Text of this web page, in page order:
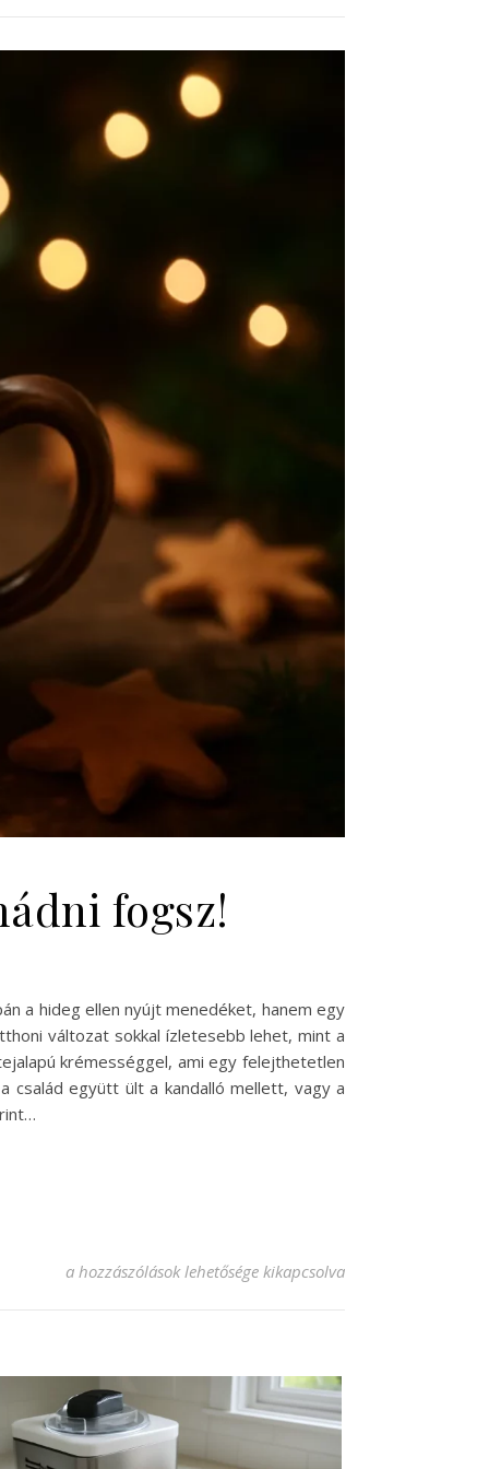
fogsz!
a hideg ellen nyújt menedéket, hanem egy
változat sokkal ízletesebb lehet, mint a
krémességgel, ami egy felejthetetlen
család együtt ült a kandalló mellett, vagy a
Egyszerű forró csoki recept, amit imádni fogsz!
a hozzászólások lehetősége kikapcsolva